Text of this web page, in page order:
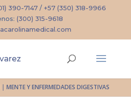
390-7147 /+57 (350) 318-9966
(300) 315-9618
| MENTE Y ENFERMEDADES DIGESTIVAS